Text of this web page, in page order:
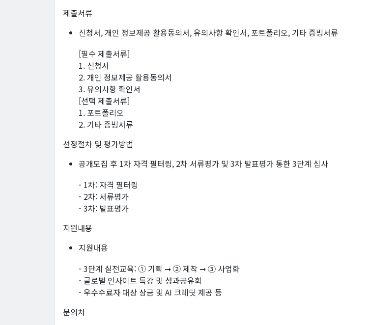
제출서류
신청서, 개인 정보제공 활용동의서, 유의사항 확인서, 포트폴리오, 기타 증빙서류
[필수 제출서류]
1. 신청서
2. 개인 정보제공 활용동의서
3. 유의사항 확인서
[선택 제출서류]
1. 포트폴리오
2. 기타 증빙서류
선정절차 및 평가방법
공개모집 후 1차 자격 필터링, 2차 서류평가 및 3차 발표평가 통한 3단계 심사
- 1차: 자격 필터링
- 2차: 서류평가
- 3차: 발표평가
지원내용
지원내용
- 3단계 실전교육: ① 기획 ➞ ② 제작 ➞ ③ 사업화
- 글로벌 인사이트 특강 및 성과공유회
- 우수수료자 대상 상금 및 AI 크레딧 제공 등
문의처